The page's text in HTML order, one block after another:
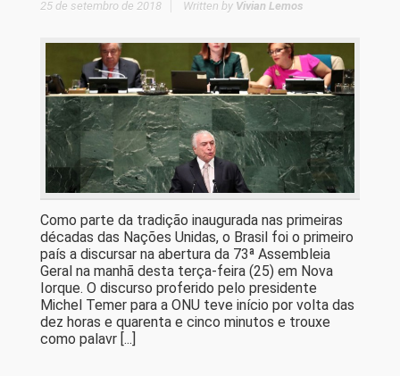
25 de setembro de 2018 Written by Vivian Lemos
Como parte da tradição inaugurada nas primeiras
décadas das Nações Unidas, o Brasil foi o primeiro
país a discursar na abertura da 73ª Assembleia
Geral na manhã desta terça-feira (25) em Nova
Iorque. O discurso proferido pelo presidente
Michel Temer para a ONU teve início por volta das
dez horas e quarenta e cinco minutos e trouxe
como palavr [...]